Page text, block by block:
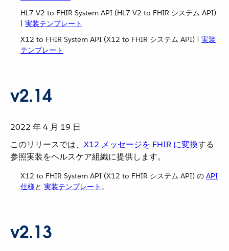
HL7 V2 to FHIR System API (HL7 V2 to FHIR システム API)
実装テンプレート
X12 to FHIR System API (X12 to FHIR システム API) | 実装
テンプレート
v2.14
2022 年 4 月 19 日
このリリースでは、​ X12 メッセージを FHIR に変換​する
参照実装をヘルスケア組織に提供します。
X12 to FHIR System API (X12 to FHIR システム API) の API
仕様​と 実装テンプレート ​。
v2.13